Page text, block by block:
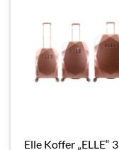
Elle Koffer „ELLE“ 3